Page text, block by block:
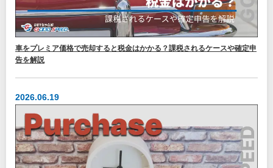
車をプレミア価格で売却すると税金はかかる？課税されるケースや確定申
告を解説
2026.06.19